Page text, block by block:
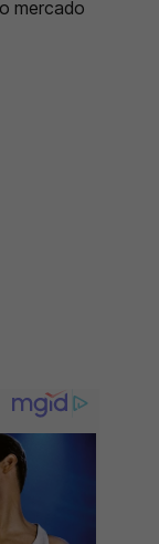
mercado